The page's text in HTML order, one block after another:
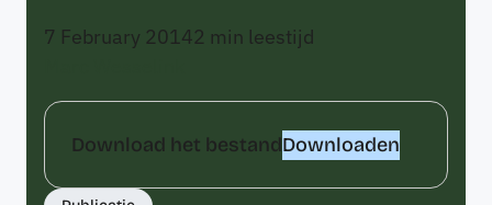
7 February 20142 min leestijd
Download het bestandDownloaden